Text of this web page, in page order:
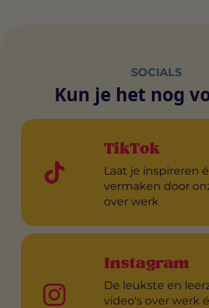
SOCIALS
Kun je het nog
TikTok
Laat je inspireren
vermaken door
over werk
Instagram
De leukste en
video's over werk